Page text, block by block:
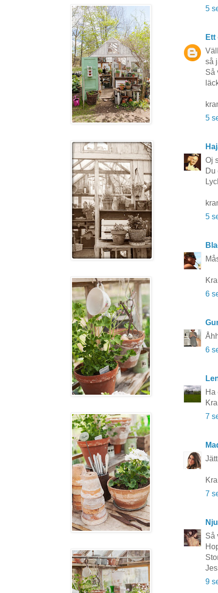
5
så
Så
5
Oj
Du
5
6
6
Ha
7
7
Så
9